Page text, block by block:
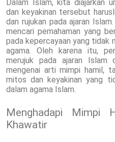
Dalam Islam, kita diajarkan
dan keyakinan tersebut
dan rujukan pada ajaran
mencari pemahaman yang
pada kepercayaan yang tidak
agama. Oleh karena itu,
merujuk pada ajaran Islam
mengenai arti mimpi hamil,
mitos dan keyakinan yang
dalam agama Islam.
Menghadapi Mimpi
Khawatir